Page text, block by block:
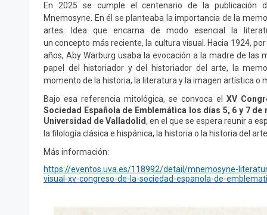
En 2025 se cumple el centenario de la publicación
Mnemosyne. En él se planteaba la importancia de la
artes. Idea que encarna de modo esencial la
un concepto más reciente, la cultura visual. Hacia 1924,
años, Aby Warburg usaba la evocación a la madre de las
papel del historiador y del historiador del arte, la
momento de la historia, la literatura y la imagen artística o
Bajo esa referencia mitológica, se convoca elXV
Sociedad Española de Emblemática los días 5, 6 y 7 de
Universidad de Valladolid, en el que se espera reunir a
la filología clásica e hispánica, la historia o la historia del
Más información:
https://eventos.uva.es/118992/detail/mnemosyne-
visual-xv-congreso-de-la-sociedad-espanola-de-